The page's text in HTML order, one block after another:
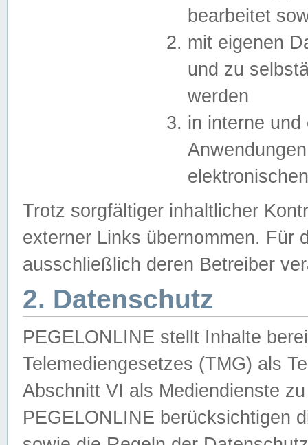
bearbeitet
mit eigenen
und zu
werden
in interne
Trotz sorgfältiger inhaltlicher
externer Links übernommen. Für
ausschließlich deren Betreiber
2. Datenschutz
PEGELONLINE stellt Inhalte
Telemediengesetzes (TMG) als
Abschnitt VI als Mediendienste
PEGELONLINE berücksichtigen